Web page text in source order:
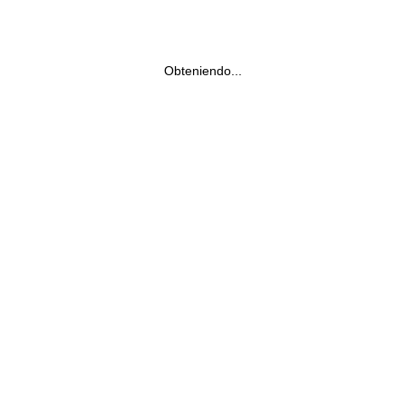
Obteniendo...